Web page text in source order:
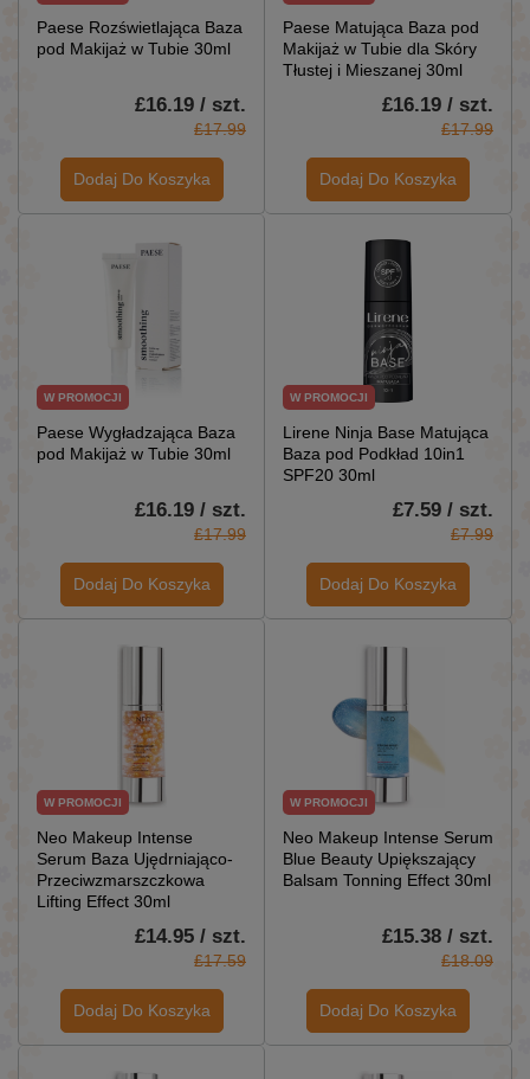
Paese Rozświetlająca Baza
pod Makijaż w Tubie 30ml
£16.19 / szt.
£17.99
Dodaj Do Koszyka
Paese Matująca Baza pod
Makijaż w Tubie dla Skóry
Tłustej i Mieszanej 30ml
£16.19 / szt.
£17.99
Dodaj Do Koszyka
W PROMOCJI
Paese Wygładzająca Baza
pod Makijaż w Tubie 30ml
£16.19 / szt.
£17.99
Dodaj Do Koszyka
W PROMOCJI
Lirene Ninja Base Matująca
Baza pod Podkład 10in1
SPF20 30ml
£7.59 / szt.
£7.99
Dodaj Do Koszyka
W PROMOCJI
Neo Makeup Intense
Serum Baza Ujędrniająco-
Przeciwzmarszczkowa
Lifting Effect 30ml
£14.95 / szt.
£17.59
Dodaj Do Koszyka
W PROMOCJI
Neo Makeup Intense Serum
Blue Beauty Upiększający
Balsam Tonning Effect 30ml
£15.38 / szt.
£18.09
Dodaj Do Koszyka